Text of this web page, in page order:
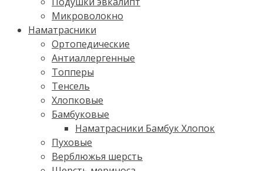
Микроволокно
Наматрасники
Ортопедические
Антиаллергенные
Топперы
Тенсель
Хлопковые
Бамбуковые
Наматрасники Бамбук Хлопок
Пуховые
Верблюжья шерсть